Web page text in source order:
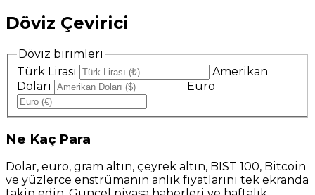
Döviz Çevirici
Döviz birimleri
Türk Lirası
Amerikan
Doları
Euro
Ne Kaç Para
Dolar, euro, gram altın, çeyrek altın, BIST 100, Bitcoin
ve yüzlerce enstrümanın anlık fiyatlarını tek ekranda